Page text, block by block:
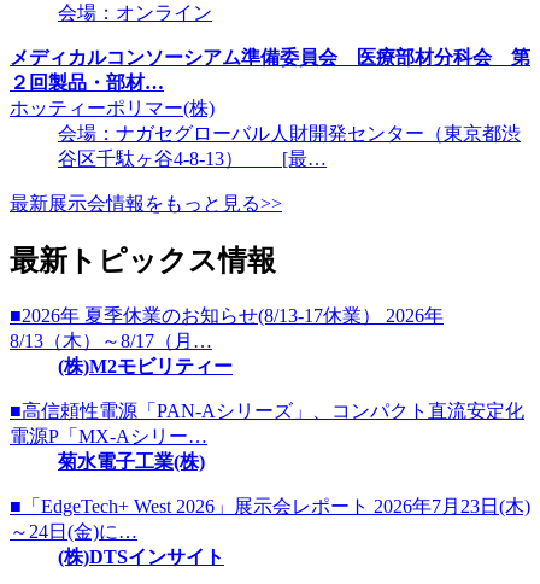
会場：オンライン
メディカルコンソーシアム準備委員会 医療部材分科会 第
２回製品・部材…
ホッティーポリマー(株)
会場：ナガセグローバル人財開発センター（東京都渋
谷区千駄ヶ谷4-8-13） [最…
最新展示会情報をもっと見る>>
最新トピックス情報
■2026年 夏季休業のお知らせ(8/13-17休業） 2026年
8/13（木）～8/17（月…
(株)M2モビリティー
■高信頼性電源「PAN-Aシリーズ」、コンパクト直流安定化
電源P「MX-Aシリー…
菊水電子工業(株)
■「EdgeTech+ West 2026」展示会レポート 2026年7月23日(木)
～24日(金)に…
(株)DTSインサイト